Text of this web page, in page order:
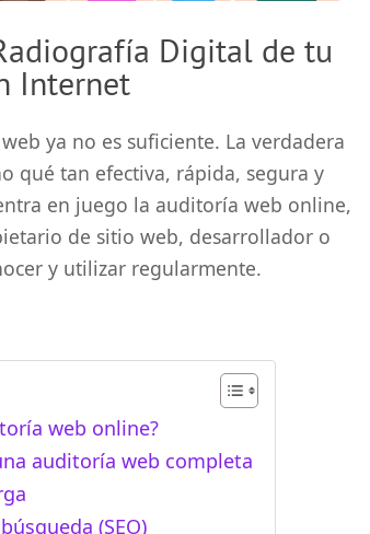
Digital de tu
Internet
ya no es suficiente. La verdadera
qué tan efectiva, rápida, segura y
en juego la auditoría web online,
de sitio web, desarrollador o
y utilizar regularmente.
web online?
auditoría web completa
(SEO)